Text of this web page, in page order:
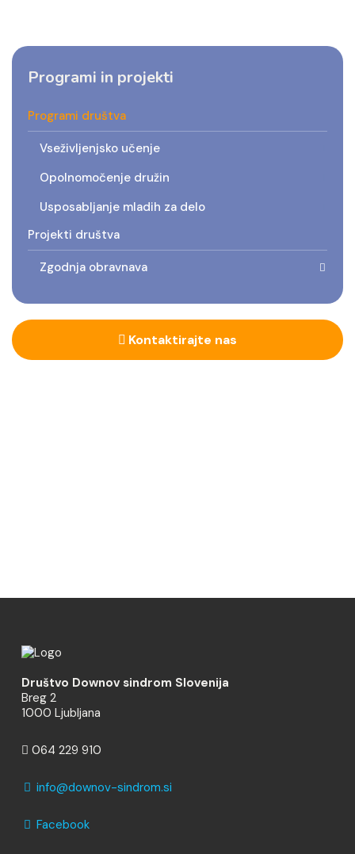
Programi in projekti
Programi društva
Vseživljenjsko učenje
Opolnomočenje družin
Usposabljanje mladih za delo
Projekti društva
Zgodnja obravnava
Kontaktirajte nas
Društvo Downov sindrom Slovenija
Breg 2
1000 Ljubljana
064 229 910
info@downov-sindrom.si
Facebook